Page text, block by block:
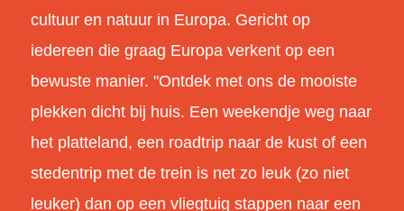
cultuur en natuur in Europa. Gericht op
iedereen die graag Europa verkent op een
bewuste manier. "Ontdek met ons de mooiste
plekken dicht bij huis. Een weekendje weg naar
het platteland, een roadtrip naar de kust of een
stedentrip met de trein is net zo leuk (zo niet
leuker) dan op een vliegtuig stappen naar een